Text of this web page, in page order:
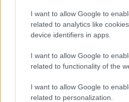
I want to allow Google to
related to analytics like
device identifiers in apps.
I want to allow Google to
related to functionality of the
I want to allow Google to
related to personalization.
Την δικιά της περιπέτεια
χρόνια ηΣοφία
καταλήξει τους
του Λουγκάνσκ όταν
εγκαταστάθηκε στη
θαύμα καθώς ένα από τα
φυγής δέχτηκε